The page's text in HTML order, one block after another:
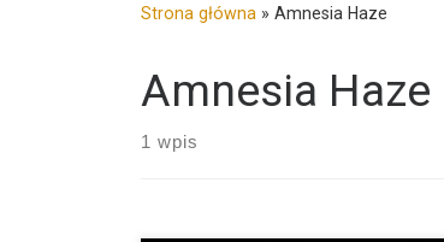
Strona główna » Amnesia Haze
Amnesia Haze
1 wpis